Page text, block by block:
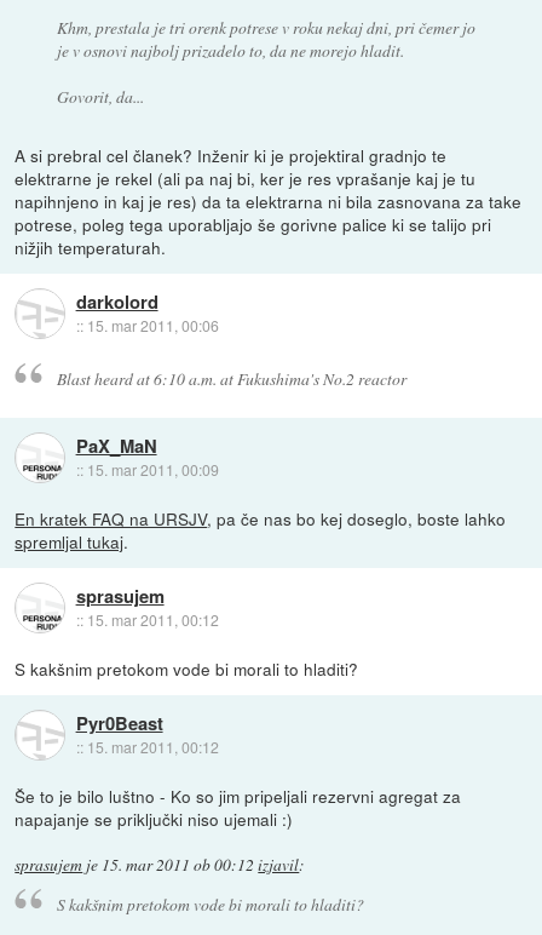
Khm, prestala je tri orenk potrese v roku nekaj dni, pri čemer jo
je v osnovi najbolj prizadelo to, da ne morejo hladit.
Govorit, da...
A si prebral cel članek? Inženir ki je projektiral gradnjo te
elektrarne je rekel (ali pa naj bi, ker je res vprašanje kaj je tu
napihnjeno in kaj je res) da ta elektrarna ni bila zasnovana za take
potrese, poleg tega uporabljajo še gorivne palice ki se talijo pri
nižjih temperaturah.
darkolord
:: 15. mar 2011, 00:06
Blast heard at 6:10 a.m. at Fukushima's No.2 reactor
PaX_MaN
:: 15. mar 2011, 00:09
En kratek FAQ na URSJV, pa če nas bo kej doseglo, boste lahko
spremljal tukaj.
sprasujem
:: 15. mar 2011, 00:12
S kakšnim pretokom vode bi morali to hladiti?
Pyr0Beast
:: 15. mar 2011, 00:12
Še to je bilo luštno - Ko so jim pripeljali rezervni agregat za
napajanje se priključki niso ujemali :)
sprasujem je 15. mar 2011 ob 00:12 izjavil:
S kakšnim pretokom vode bi morali to hladiti?